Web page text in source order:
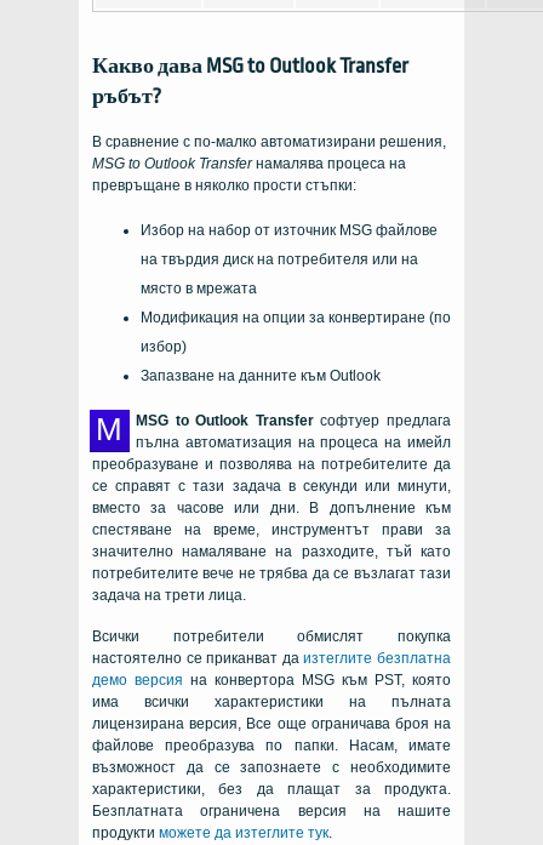
Какво дава MSG to Outlook Transfer
ръбът?
В сравнение с по-малко автоматизирани решения,
MSG to Outlook Transferнамалява процеса на
превръщане в няколко прости стъпки:
Избор на набор от източник MSG файлове
на твърдия диск на потребителя или на
място в мрежата
Модификация на опции за конвертиране (по
избор)
Запазване на данните към Outlook
М MSG to Outlook Transferсофтуер предлага
пълна автоматизация на процеса на имейл
преобразуване и позволява на потребителите да
се справят с тази задача в секунди или минути,
вместо за часове или дни. В допълнение към
спестяване на време, инструментът прави за
значително намаляване на разходите, тъй като
потребителите вече не трябва да се възлагат тази
задача на трети лица.
Всички потребители обмислят покупка
настоятелно се приканват даизтеглите безплатна
демо версия на конвертора MSG към PST, която
има всички характеристики на пълната
лицензирана версия, Все още ограничава броя на
файлове преобразува по папки. Насам, имате
възможност да се запознаете с необходимите
характеристики, без да плащат за продукта.
Безплатната ограничена версия на нашите
продукти можете да изтеглите тук.